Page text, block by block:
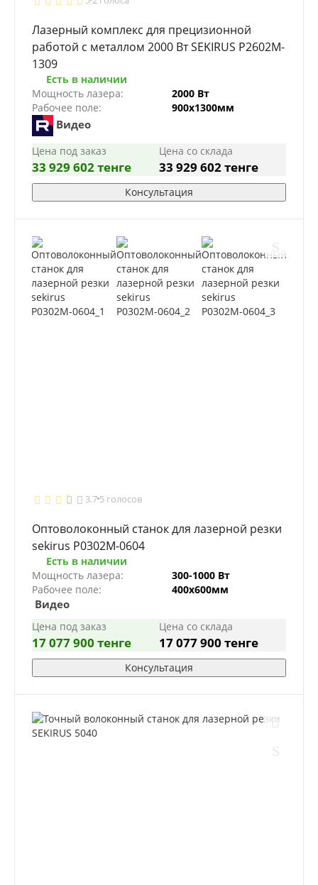
Лазерный комплекс для прецизионной
работой с металлом 2000 Вт SEKIRUS P2602M-
1309
Есть в наличии
Мощность лазера:
2000 Вт
Рабочее поле:
900х1300мм
Видео
Цена под заказ
33 929 602 тенге
Цена со склада
33 929 602 тенге
Консультация
3.7 5 голосов
Оптоволоконный станок для лазерной резки
sekirus P0302М-0604
Есть в наличии
Мощность лазера:
300-1000 Вт
Рабочее поле:
400х600мм
Видео
Цена под заказ
17 077 900 тенге
Цена со склада
17 077 900 тенге
Консультация